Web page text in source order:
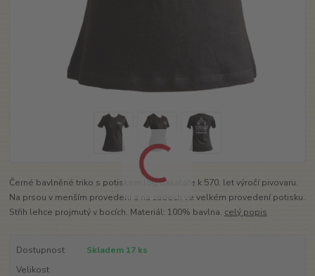
Černé bavlněné triko s potiskem log Bakaláře k 570. let výročí pivovaru.
Na prsou v menším provedení a na zádech ve velkém provedení potisku.
Střih lehce projmutý v bocích. Materiál: 100% bavlna. celý popis
Dostupnost
Skladem 17 ks
Velikost